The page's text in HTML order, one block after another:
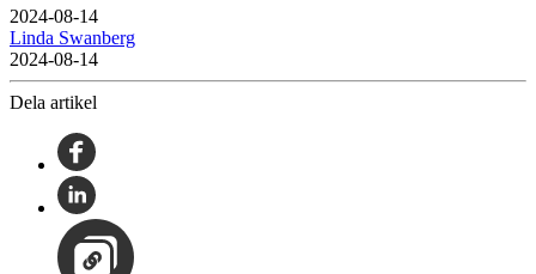
2024-08-14
Linda Swanberg
2024-08-14
Dela artikel